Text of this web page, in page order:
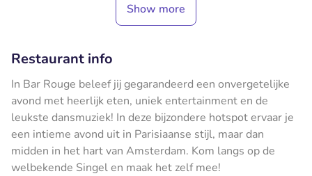
Show more
Restaurant info
In Bar Rouge beleef jij gegarandeerd een onvergetelijke
avond met heerlijk eten, uniek entertainment en de
leukste dansmuziek! In deze bijzondere hotspot ervaar je
een intieme avond uit in Parisiaanse stijl, maar dan
midden in het hart van Amsterdam. Kom langs op de
welbekende Singel en maak het zelf mee!